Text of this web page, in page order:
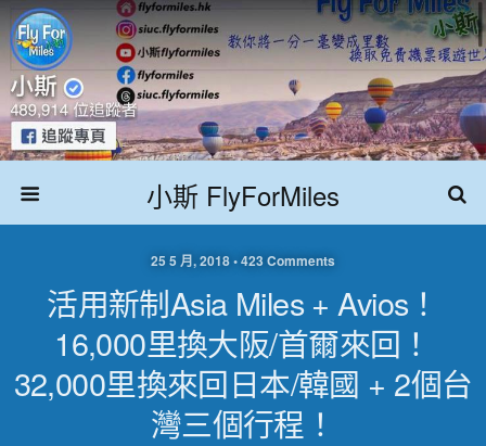
小斯 FlyForMiles
25 5 月, 2018 • 423 Comments
活用新制Asia Miles + Avios！
16,000里換大阪/首爾來回！
32,000里換來回日本/韓國 + 2個台
灣三個行程！